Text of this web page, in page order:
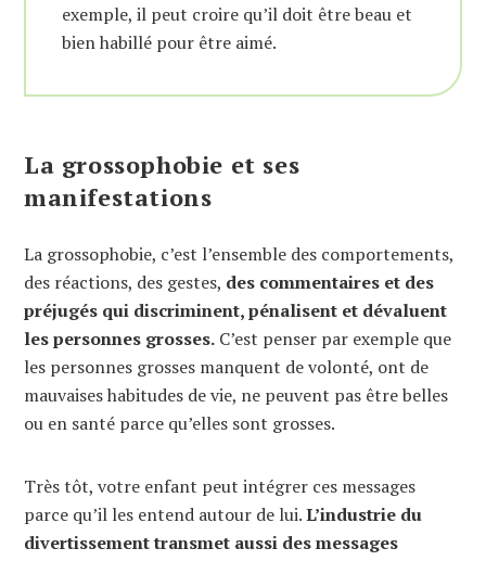
exemple, il peut croire qu’il doit être beau et
bien habillé pour être aimé.
La grossophobie et ses
manifestations
La grossophobie, c’est l’ensemble des comportements,
des réactions, des gestes, des commentaires et des
préjugés qui discriminent, pénalisent et dévaluent
les personnes grosses. C’est penser par exemple que
les personnes grosses manquent de volonté, ont de
mauvaises habitudes de vie, ne peuvent pas être belles
ou en santé parce qu’elles sont grosses.
Très tôt, votre enfant peut intégrer ces messages
parce qu’il les entend autour de lui.L’industrie du
divertissement transmet aussi des messages